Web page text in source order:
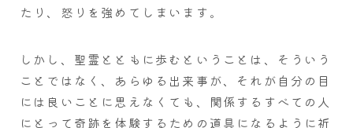
たり、怒りを強めてしまいます。
しかし、聖霊とともに歩むということは、そういう
ことではなく、あらゆる出来事が、それが自分の目
には良いことに思えなくても、関係するすべての人
にとって奇跡を体験するための道具になるように祈